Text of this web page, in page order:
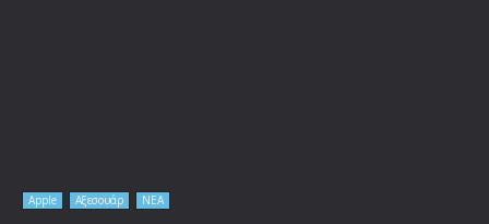
Apple Αξεσουάρ ΝΕΑ